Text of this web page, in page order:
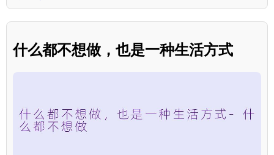
什么都不想做，也是一种生活方式